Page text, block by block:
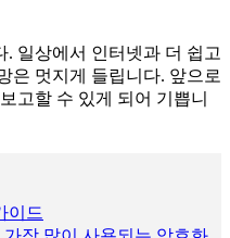
일상에서 인터넷과 더 쉽고
은 멋지게 들립니다. 앞으로
고할 수 있게 되어 기쁩니
이드